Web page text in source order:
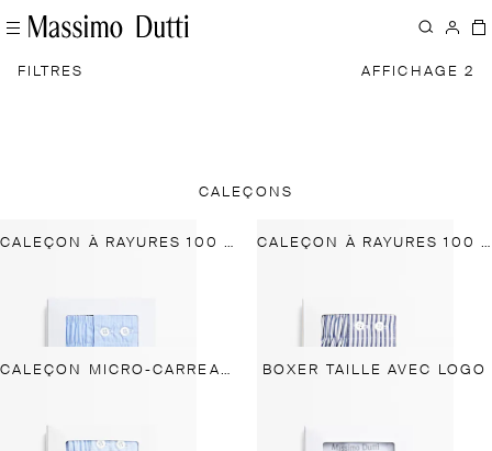
FILTRES AFFICHAGE 2
CALEÇONS
CALEÇON À RAYURES 100 % COTON CALEÇON À RAYURES 100 % COTON
CALEÇON MICRO-CARREAUX 100 % COTON BOXER TAILLE AVEC LOGO